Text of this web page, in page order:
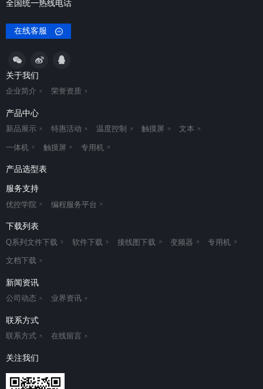
全国统一热线电话
在线客服
关于我们
企业简介 荣誉资质
产品中心
新品展示 特惠活动 温度控制 触摸屏 文本
一体机 触摸屏 专用机
产品选型表
服务支持
优控学院 编程服务平台
下载列表
Q系列文件下载 软件下载 接线图下载 变频器 专用机
文档下载
新闻资讯
公司动态 业界资讯
联系方式
联系方式 在线留言
关注我们